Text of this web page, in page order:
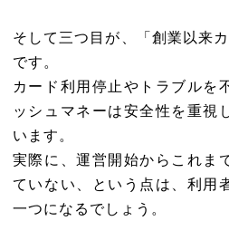
そして三つ目が、「創業以来
です。
カード利用停止やトラブルを
ッシュマネーは安全性を重視
います。
実際に、運営開始からこれま
ていない、という点は、利用
一つになるでしょう。